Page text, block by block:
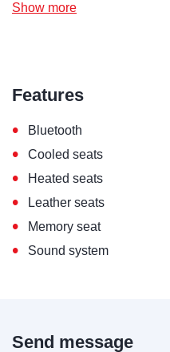
Show more
Features
• Bluetooth
• Cooled seats
• Heated seats
• Leather seats
• Memory seat
• Sound system
Send message